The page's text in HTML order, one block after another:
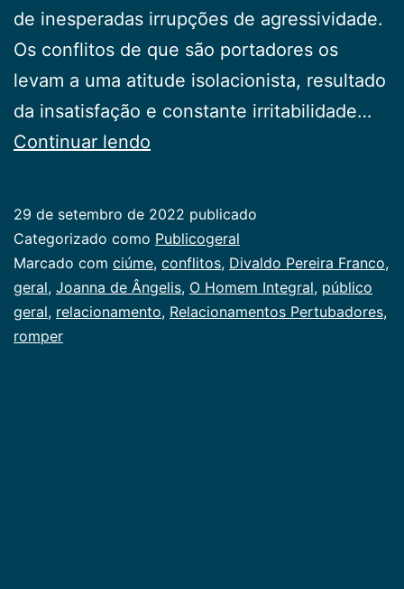
de inesperadas ir­rupções de agressividade.
Os conflitos de que são portadores os
levam a uma atitu­de isolacionista, resultado
da insatisfação e constante irrita­bilidade…
Continuar lendo
29 de setembro de 2022 publicado
Categorizado como Publicogeral
Marcado com ciúme, conflitos, Divaldo Pereira Franco,
geral, Joanna de Ângelis, O Homem Integral, público
geral, relacionamento, Relacionamentos Pertubadores,
romper